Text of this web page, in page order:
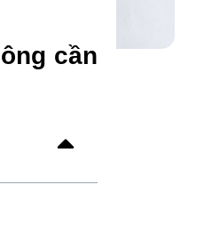
cần